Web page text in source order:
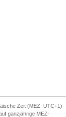
Zeit (MEZ, UTC+1)
ganzjährige MEZ-